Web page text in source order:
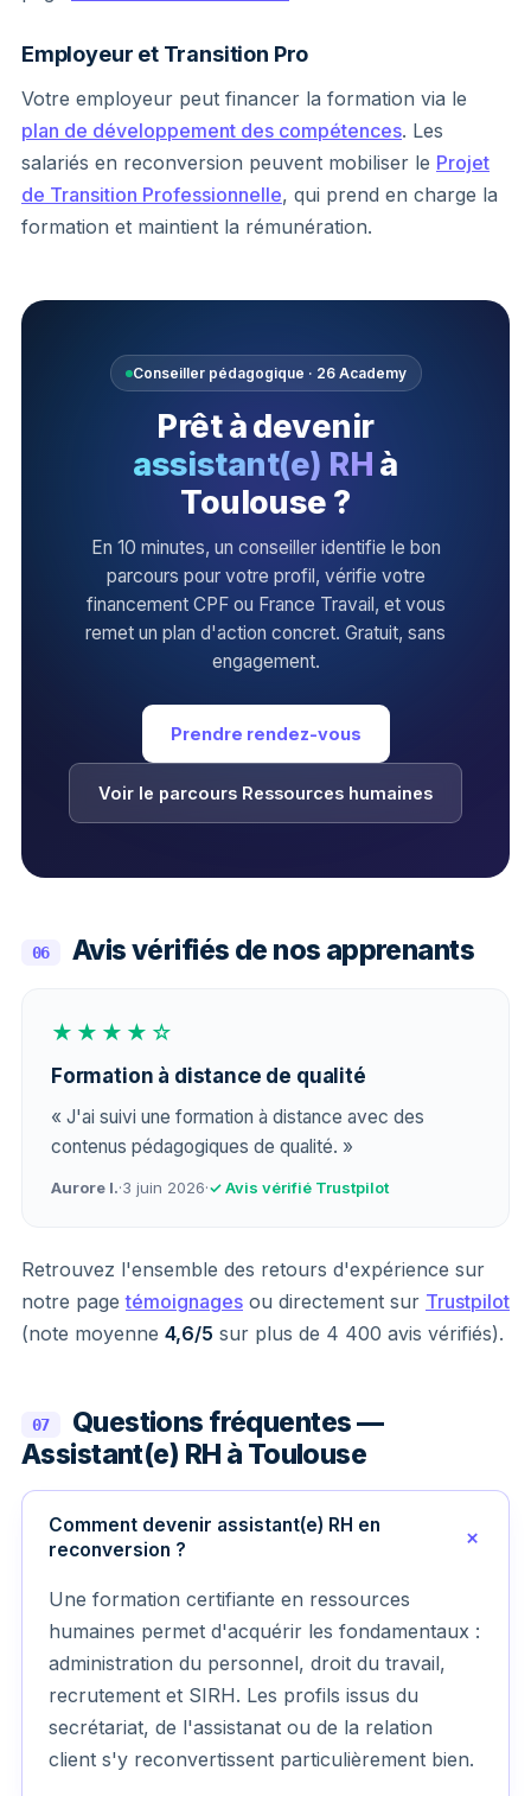
Employeur et Transition Pro
Votre employeur peut financer la formation via le
plan de développement des compétences. Les
salariés en reconversion peuvent mobiliser le Projet
de Transition Professionnelle, qui prend en charge la
formation et maintient la rémunération.
Conseiller pédagogique · 26 Academy
Prêt à devenir
assistant(e) RH à
Toulouse ?
En 10 minutes, un conseiller identifie le bon
parcours pour votre profil, vérifie votre
financement CPF ou France Travail, et vous
remet un plan d'action concret. Gratuit, sans
engagement.
Prendre rendez-vous
Voir le parcours Ressources humaines
06 Avis vérifiés de nos apprenants
★★★★☆
Formation à distance de qualité
« J'ai suivi une formation à distance avec des
contenus pédagogiques de qualité. »
Aurore I.·3 juin 2026·✓ Avis vérifié Trustpilot
Retrouvez l'ensemble des retours d'expérience sur
notre pagetémoignages ou directement sur Trustpilot
(note moyenne 4,6/5 sur plus de 4 400 avis vérifiés).
07
Questions fréquentes —
Assistant(e) RH à Toulouse
Comment devenir assistant(e) RH en
reconversion ?
Une formation certifiante en ressources
humaines permet d'acquérir les fondamentaux :
administration du personnel, droit du travail,
recrutement et SIRH. Les profils issus du
secrétariat, de l'assistanat ou de la relation
client s'y reconvertissent particulièrement bien.